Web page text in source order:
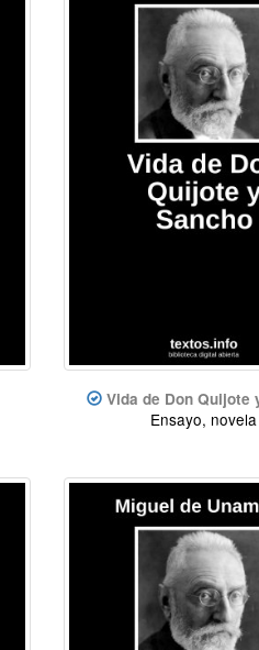
Vida de Don Quijote
Ensayo, novela